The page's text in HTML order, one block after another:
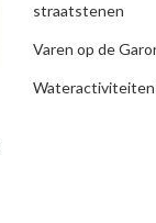
straatstenen
Varen op de
Wateractiviteiten